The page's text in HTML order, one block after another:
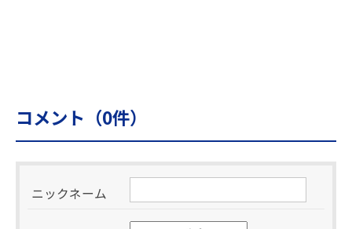
コメント（0件）
ニックネーム